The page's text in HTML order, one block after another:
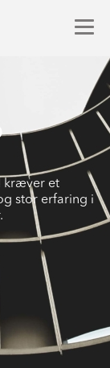
kræver et
stor erfaring i